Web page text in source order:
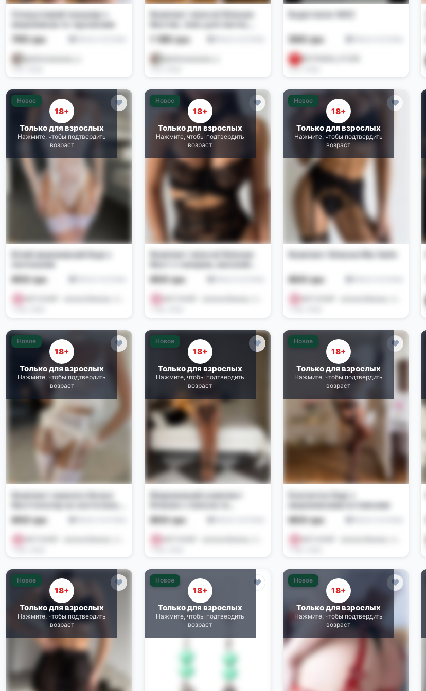
Спокусливий пеньюар з
мереживом та трусиками
795 грн
3 дн. назад
Комплект жіночої білизни:
панчохи, трусики, халатик
1 185 грн
3 дн. назад
Бодістокінг М42
590 грн
@STRIMKA_STORE
3 дн. назад
Новое
18+
Только для взрослых
Нажмите, чтобы подтвердить
возраст
Білий мереживний боді з
650 грн
Новое
18+
Только для взрослых
Нажмите, чтобы подтвердить
возраст
Комплект жіночої білизни:
пояс, трусики, гартери
650 грн
Новое
18+
Только для взрослых
Нажмите, чтобы подтвердить
возраст
Комплект білизни Mia Satin
600 грн
Новое
18+
Только для взрослых
Нажмите, чтобы подтвердить
возраст
Комплект нижнего белья:
пояс для чулок, трусики и
чулки с цветочным узором
650 грн
Новое
18+
Только для взрослых
Нажмите, чтобы подтвердить
возраст
Мереживний комплект
гартерами S
600 грн
Новое
18+
Только для взрослых
Нажмите, чтобы подтвердить
возраст
Елегантне боді з
мереживними вставками
600 грн
Новое
18+
Только для взрослых
Нажмите, чтобы подтвердить
возраст
Новое
18+
Только для взрослых
Нажмите, чтобы подтвердить
возраст
Новое
18+
Только для взрослых
Нажмите, чтобы подтвердить
возраст